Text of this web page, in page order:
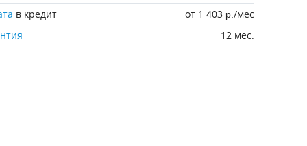
в кредит от 1 403 р./мес
12 мес.